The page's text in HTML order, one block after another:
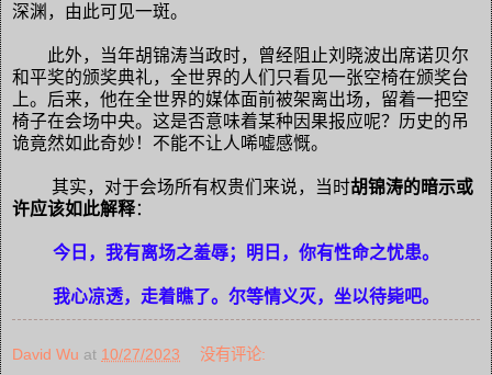
深渊，由此可见一斑。
此外，当年胡锦涛当政时，曾经阻止刘晓波出席诺贝尔
和平奖的颁奖典礼，全世界的人们只看见一张空椅在颁奖台
上。后来，他在全世界的媒体面前被架离出场，留着一把空
椅子在会场中央。这是否意味着某种因果报应呢？历史的吊
诡竟然如此奇妙！不能不让人唏嘘感慨。
其实，对于会场所有权贵们来说，当时胡锦涛的暗示或
许应该如此解释：
今日，我有离场之羞辱； 明日，你有性命之忧患。
我心凉透，走着瞧了。尔等情义灭，坐以待毙吧。
David Wu at 10/27/2023 没有评论: